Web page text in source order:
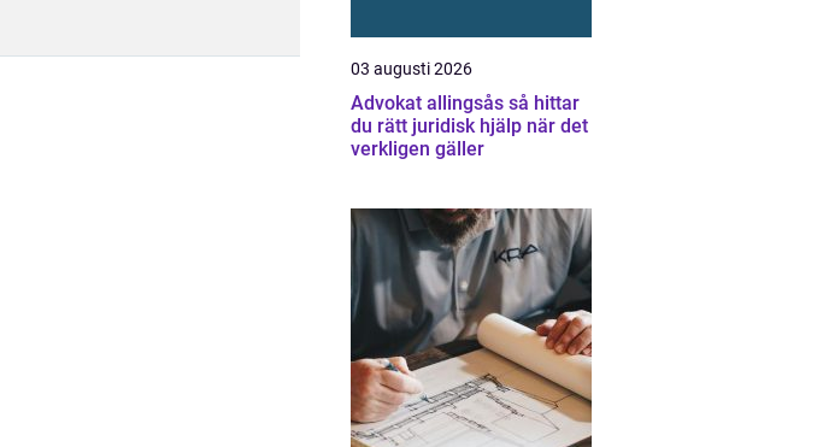
03 augusti 2026
Advokat allingsås så hittar
du rätt juridisk hjälp när det
verkligen gäller